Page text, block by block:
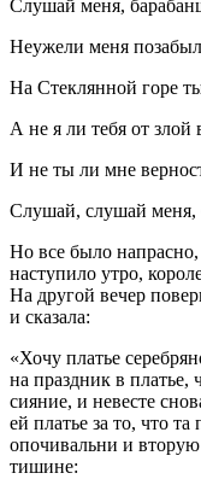
Слушай меня,
Неужели меня
На Стеклянной горе
А не я ли тебя от злой
И не ты ли мне
Слушай, слушай меня,
Но все было
наступило утро,
На другой вечер
и сказала:
«Хочу платье
на праздник в платье,
сияние, и невесте
ей платье за то, что
опочивальни и
тишине: